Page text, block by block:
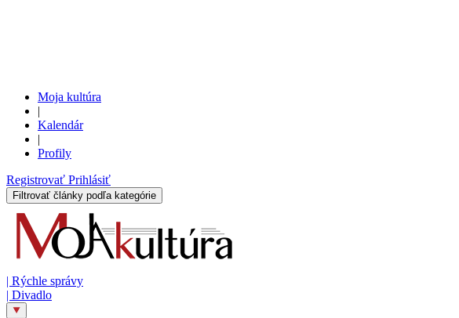
Moja kultúra
|
Kalendár
|
Profily
Registrovať Prihlásiť
Filtrovať články podľa kategórie
| Rýchle správy
| Divadlo